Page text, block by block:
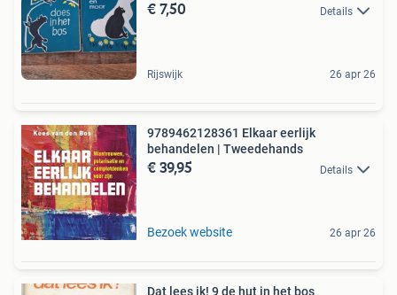
€ 7,50 Details
Rijswijk 26 apr 26
9789462128361 Elkaar eerlijk
behandelen | Tweedehands
€ 39,95 Details
Bezoek website 26 apr 26
Dat lees ik! 9 de hut in het bos